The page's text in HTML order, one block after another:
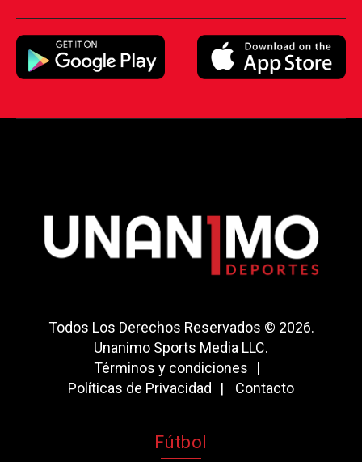
Todos Los Derechos Reservados © 2026.
Unanimo Sports Media LLC.
Términos y condiciones
Políticas de Privacidad
Contacto
Fútbol